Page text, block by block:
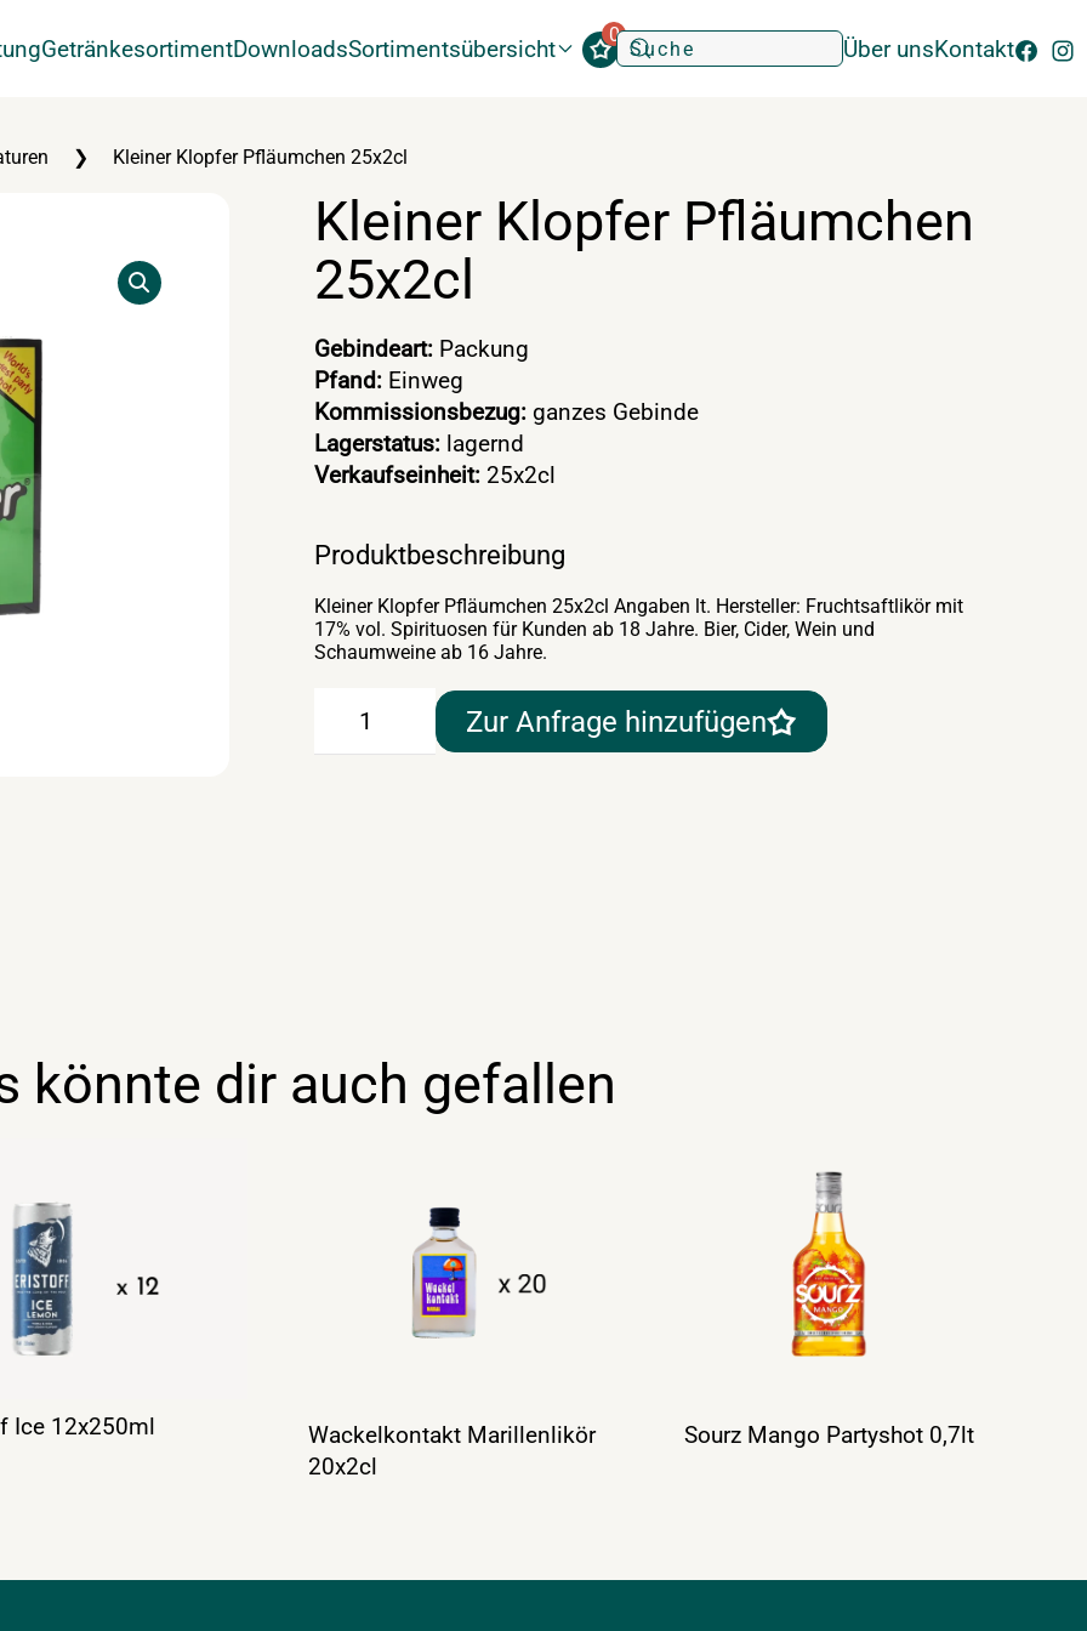
GetränkesortimentDownloadsSortimentsübersicht
0
Über unsKontakt
Kleiner Klopfer Pfläumchen 25x2cl
Kleiner Klopfer Pfläumchen
25x2cl
Gebindeart: Packung
Pfand: Einweg
Kommissionsbezug: ganzes Gebinde
Lagerstatus: lagernd
Verkaufseinheit: 25x2cl
Produktbeschreibung
Kleiner Klopfer Pfläumchen 25x2cl Angaben lt. Hersteller: Fruchtsaftlikör mit
17% vol. Spirituosen für Kunden ab 18 Jahre. Bier, Cider, Wein und
Schaumweine ab 16 Jahre.
Klopfer
Zur Anfrage hinzufügen
könnte dir auch gefallen
Ice 12x250ml
Wackelkontakt Marillenlikör
20x2cl
Sourz Mango Partyshot 0,7lt